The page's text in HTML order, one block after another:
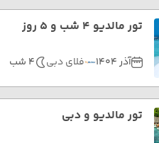
تور مالدیو 4 شب و 5 روز
آذر 1404 فلای دبی 4 شب
تور مالدیو و دبی